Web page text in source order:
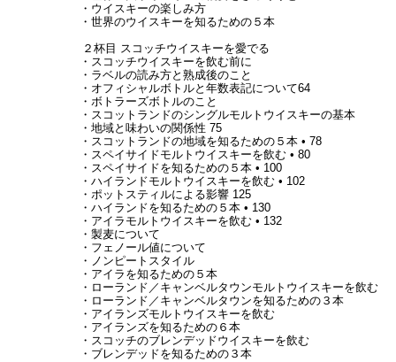
・ウイスキーの楽しみ方
・世界のウイスキーを知るための５本
２杯目 スコッチウイスキーを愛でる
・スコッチウイスキーを飲む前に
・ラベルの読み方と熟成後のこと
・オフィシャルボトルと年数表記について64
・ボトラーズボトルのこと
・スコットランドのシングルモルトウイスキーの基本
・地域と味わいの関係性 75
・スコットランドの地域を知るための５本 • 78
・スペイサイドモルトウイスキーを飲む • 80
・スペイサイドを知るための５本 • 100
・ハイランドモルトウイスキーを飲む • 102
・ポットスティルによる影響 125
・ハイランドを知るための５本 • 130
・アイラモルトウイスキーを飲む • 132
・製麦について
・フェノール値について
・ノンピートスタイル
・アイラを知るための５本
・ローランド／キャンベルタウンモルトウイスキーを飲む
・ローランド／キャンベルタウンを知るための３本
・アイランズモルトウイスキーを飲む
・アイランズを知るための６本
・スコッチのブレンデッドウイスキーを飲む
・ブレンデッドを知るための３本